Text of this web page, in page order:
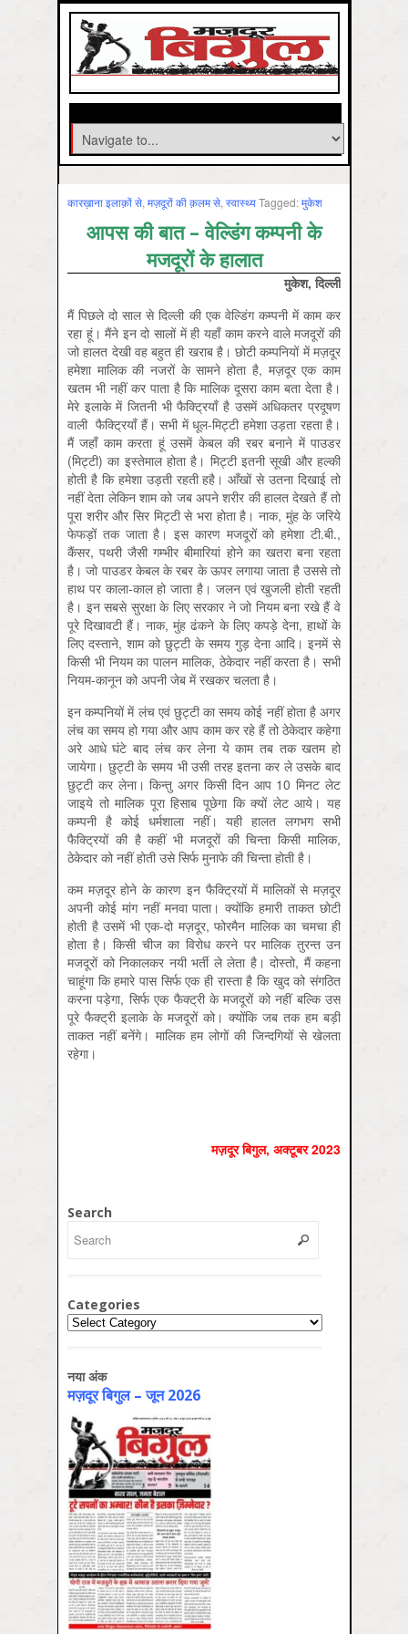
कारख़ाना इलाक़ों से, मज़दूरों की क़लम से, स्‍वास्‍थ्‍यTagged:मुकेश
आपस की बात – वेल्डिंग कम्पनी के
मजदूरों के हालात
मुकेश,दिल्ली
मैं पिछले दो साल से दिल्ली की एक वेल्डिंग कम्पनी में काम कर
रहा हूं। मैंने इन दो सालों में ही यहाँ काम करने वाले मजदूरों की
जो हालत देखी वह बहुत ही खराब है। छोटी कम्पनियों में मज़दूर
हमेशा मालिक की नजरों के सामने होता है, मज़दूर एक काम
खतम भी नहीं कर पाता है कि मालिक दूसरा काम बता देता है।
मेरे इलाके में जितनी भी फैक्ट्रियाँ है उसमें अधिकतर प्रदूषण
वाली फैक्ट्रियाँ हैं। सभी में धूल-मिट्टी हमेशा उड़ता रहता है।
मैं जहाँ काम करता हूं उसमें केबल की रबर बनाने में पाउडर
(मिट्टी) का इस्तेमाल होता है। मिट्टी इतनी सूखी और हल्की
होती है कि हमेशा उड़ती रहती हहै। आँखों से उतना दिखाई तो
नहीं देता लेकिन शाम को जब अपने शरीर की हालत देखते हैं तो
पूरा शरीर और सिर मिट्टी से भरा होता है। नाक, मुंह के जरिये
फेफड़ों तक जाता है। इस कारण मजदूरों को हमेशा टी.बी.,
कैंसर, पथरी जैसी गम्भीर बीमारियां होने का खतरा बना रहता
है। जो पाउडर केबल के रबर के ऊपर लगाया जाता है उससे तो
हाथ पर काला-काल हो जाता है। जलन एवं खुजली होती रहती
है। इन सबसे सुरक्षा के लिए सरकार ने जो नियम बना रखे हैं वे
पूरे दिखावटी हैं। नाक, मुंह ढंकने के लिए कपड़े देना, हाथों के
लिए दस्ताने, शाम को छुट्टी के समय गुड़ देना आदि। इनमें से
किसी भी नियम का पालन मालिक, ठेकेदार नहीं करता है। सभी
नियम-कानून को अपनी जेब में रखकर चलता है।
इन कम्पनियों में लंच एवं छुट्टी का समय कोई नहीं होता है अगर
लंच का समय हो गया और आप काम कर रहे हैं तो ठेकेदार कहेगा
अरे आधे घंटे बाद लंच कर लेना ये काम तब तक खतम हो
जायेगा। छुट्टी के समय भी उसी तरह इतना कर ले उसके बाद
छुट्टी कर लेना। किन्‍तु अगर किसी दिन आप 10 मिनट लेट
जाइये तो मालिक पूरा हिसाब पूछेगा कि क्यों लेट आये। यह
कम्पनी है कोई धर्मशाला नहीं। यही हालत लगभग सभी
फैक्‍ट्रियों की है कहीं भी मजदूरों की चिन्ता किसी मालिक,
ठेकेदार को नहीं होती उसे सिर्फ मुनाफे की चिन्ता होती है।
कम मज़दूर होने के कारण इन फैक्ट्रियों में मालिकों से मज़दूर
अपनी कोई मांग नहीं मनवा पाता। क्योंकि हमारी ताकत छोटी
होती है उसमें भी एक-दो मज़दूर, फोरमैन मालिक का चमचा ही
होता है। किसी चीज का विरोध करने पर मालिक तुरन्त उन
मजदूरों को निकालकर नयी भर्ती ले लेता है। दोस्तो, मैं कहना
चाहूंगा कि हमारे पास सिर्फ एक ही रास्ता है कि खुद को संगठित
करना पड़ेगा, सिर्फ एक फैक्ट्री के मजदूरों को नहीं बल्कि उस
पूरे फैक्ट्री इलाके के मजदूरों को। क्योंकि जब तक हम बड़ी
ताकत नहीं बनेंगे। मालिक हम लोगों की जिन्दगियों से खेलता
रहेगा।
मज़दूर बिगुल, अक्टूबर 2023
Search
Categories
Categories
नया अंक
मज़दूर बिगुल – जून 2026